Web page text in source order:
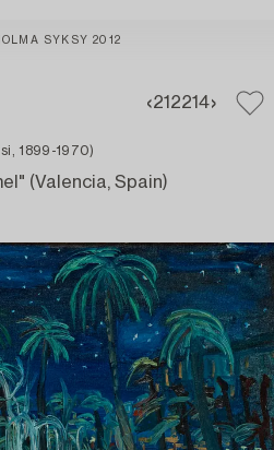
SYKSY 2012
212214
1899-1970)
(Valencia, Spain)